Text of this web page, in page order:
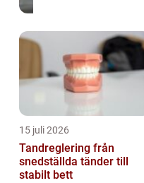
15 juli 2026
Tandreglering från
snedställda tänder till
stabilt bett